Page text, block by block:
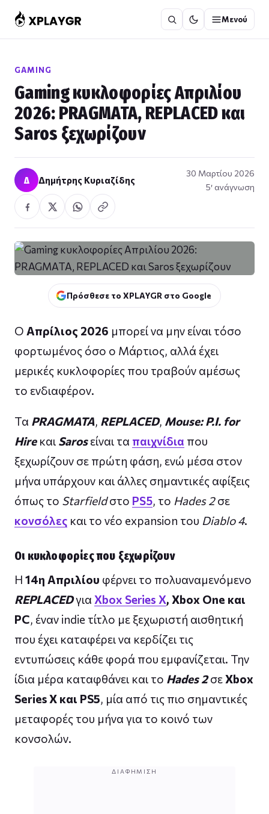
στο
περιεχόμενο
Μενού
GAMING
Gaming κυκλοφορίες Απριλίου
2026: PRAGMATA, REPLACED και
Saros ξεχωρίζουν
Δ Δημήτρης Κυριαζίδης
30 Μαρτίου 2026
5′ ανάγνωση
Πρόσθεσε το XPLAYGR στο Google
Ο Απρίλιος 2026 μπορεί να μην είναι τόσο
φορτωμένος όσο ο Μάρτιος, αλλά έχει
μερικές κυκλοφορίες που τραβούν αμέσως
το ενδιαφέρον.
Τα PRAGMATA, REPLACED, Mouse: P.I. for
Hireκαι Sarosείναι τα παιχνίδια που
ξεχωρίζουν σε πρώτη φάση, ενώ μέσα στον
μήνα υπάρχουν και άλλες σημαντικές αφίξεις
όπως το Starfieldστο PS5, το Hades 2σε
κονσόλες και το νέο expansion του Diablo 4.
Οι κυκλοφορίες που ξεχωρίζουν
Η 14η Απριλίου φέρνει το πολυαναμενόμενο
REPLACEDγια Xbox Series X, Xbox One και
PC, έναν indie τίτλο με ξεχωριστή αισθητική
που έχει καταφέρει να κερδίζει τις
εντυπώσεις κάθε φορά που εμφανίζεται. Την
ίδια μέρα καταφθάνει και το Hades 2σεXbox
Series X και PS5, μία από τις πιο σημαντικές
μεταφορές του μήνα για το κοινό των
κονσολών.
ΔΙΑΦΉΜΙΣΗ